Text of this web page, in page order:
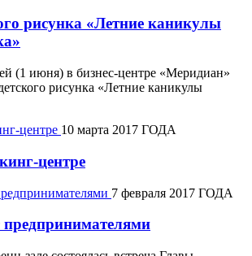
рисунка «Летние каникулы
(1 июня) в бизнес-центре «Меридиан»
рисунка «Летние каникулы
10 марта 2017 ГОДА
центре
7 февраля 2017 ГОДА
предпринимателями